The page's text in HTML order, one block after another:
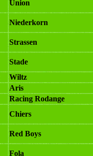
Union
Niederkorn
Strassen
Stade
Wiltz
Aris
Racing Rodange
Chiers
Red Boys
Fola